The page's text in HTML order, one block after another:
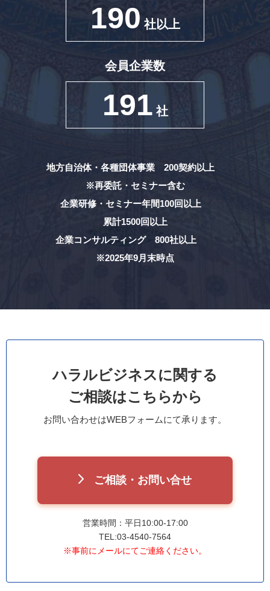
190 社以上
会員企業数
191 社
地方自治体・各種団体事業 200契約以上
※再委託・セミナー含む
企業研修・セミナー年間100回以上
累計1500回以上
企業コンサルティング 800社以上
※2025年9月末時点
ハラルビジネスに関する
ご相談はこちらから
お問い合わせはWEBフォームにて承ります。
ご相談・お問い合せ
営業時間：平日10:00-17:00
TEL:03-4540-7564
※事前にメールにてご連絡ください。